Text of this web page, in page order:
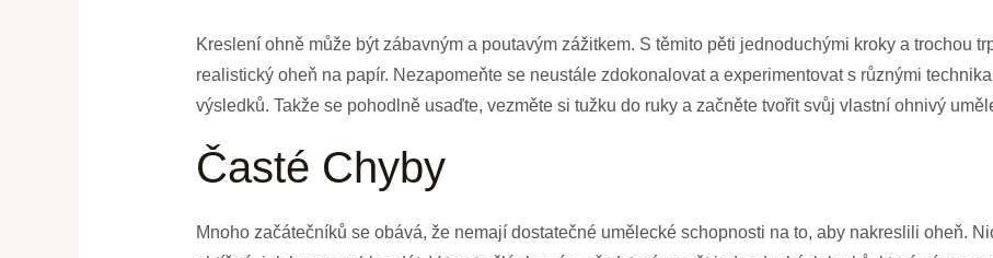
Kreslení ohně může být zábavným a poutavým zážitkem. S těmito pěti jednoduchými kroky a trochou
realistický oheň na papír. Nezapomeňte se neustále zdokonalovat a experimentovat s různými
výsledků. Takže se pohodlně usaďte, vezměte si tužku do ruky a začněte tvořit svůj vlastní ohnivý
Časté Chyby
Mnoho začátečníků se obává, že nemají dostatečné umělecké schopnosti na to, aby nakreslili oheň.